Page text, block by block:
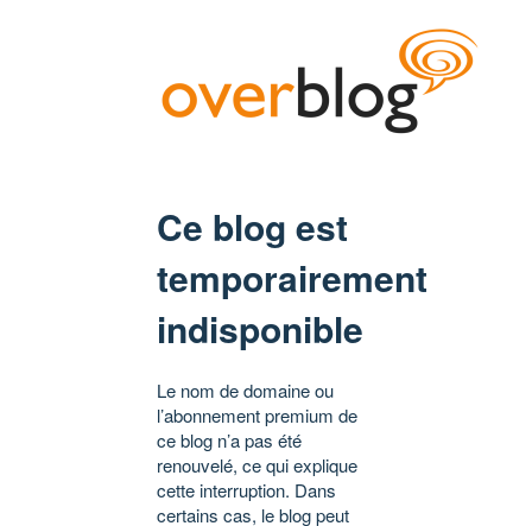
Ce blog est
temporairement
indisponible
Le nom de domaine ou
l’abonnement premium de
ce blog n’a pas été
renouvelé, ce qui explique
cette interruption. Dans
certains cas, le blog peut